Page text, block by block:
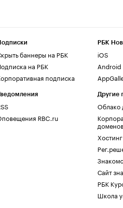
баннеры на РБК
на РБК
подписка
RBC.ru
РБК
iOS
Android
Другие
Облако
Сайт
РБК
Школа